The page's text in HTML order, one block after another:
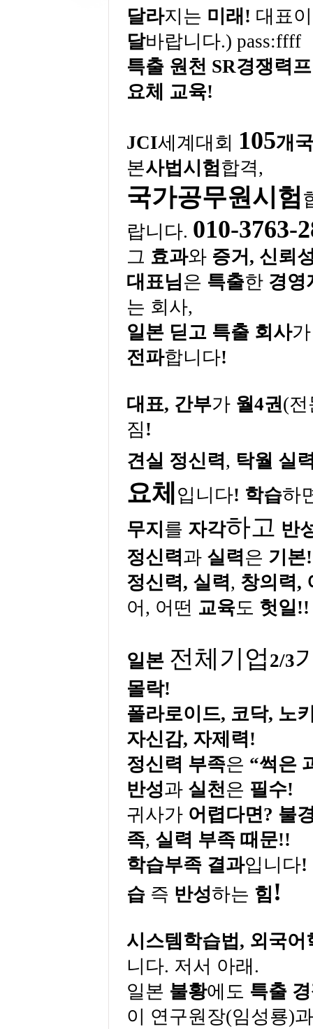
달라지는 미래 ! 대표
달바랍니다.) pass:ffff
특출 원천 SR경쟁력
요체 교육!
JCI세계대회 105개
본사법시험합격,
국가공무원시험
랍니다. 010-3763-
그 효과와 증거 , 신뢰
대표님은 특출한 경영
는 회사,
일본 딛고 특출 회사
전파합니다!
대표, 간부가 월4권(전
짐 !
견실 정신력, 탁월 실
요체 입니다! 학습하
무지 를 자각하고 반
정신력과 실력은 기본!
정신력, 실력, 창의력,
어 , 어떤 교육도 헛일!!
일본 전체기업 2/3
몰락!
폴라로이드, 코닥, 노
자신감, 자제력!
정신력 부족은 “썩은
반성과 실천은 필수!
귀사가 어렵다면? 불
족, 실력 부족 때문!!
학습부족 결과입니다!
습 즉 반성하는 힘 !
시스템학습법, 외국어
니다. 저서 아래 .
일본 불황에도 특출
이 연구원장(임성룡)과